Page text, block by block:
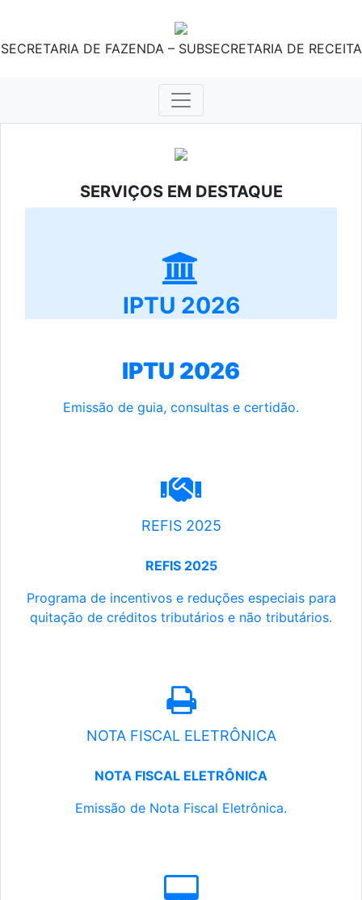
SECRETARIA DE FAZENDA – SUBSECRETARIA DE RECEITA
SERVIÇOS EM DESTAQUE
IPTU 2026
IPTU 2026
Emissão de guia, consultas e certidão.
REFIS 2025
REFIS 2025
Programa de incentivos e reduções especiais para
quitação de créditos tributários e não tributários.
NOTA FISCAL ELETRÔNICA
NOTA FISCAL ELETRÔNICA
Emissão de Nota Fiscal Eletrônica.